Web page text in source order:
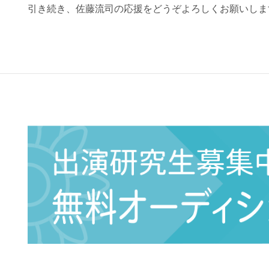
引き続き、佐藤流司の応援をどうぞよろしくお願いし